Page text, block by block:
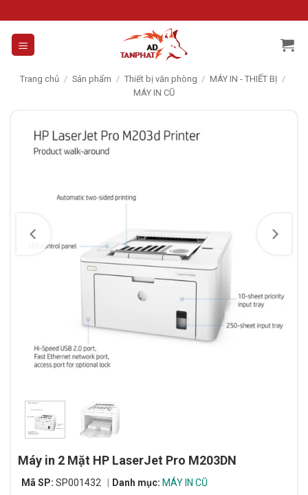
to
content
Trang chủ / Sản phẩm / Thiết bị văn phòng / MÁY IN - THIẾT BỊ /
MÁY IN CŨ
Máy in 2 Mặt HP LaserJet Pro M203DN
Mã SP: SP001432 Danh mục: MÁY IN CŨ